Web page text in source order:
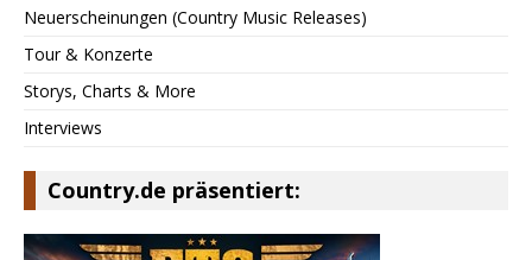
Neuerscheinungen (Country Music Releases)
Tour & Konzerte
Storys, Charts & More
Interviews
Country.de präsentiert: